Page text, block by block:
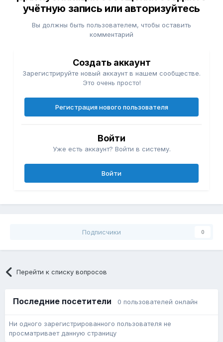
учётную запись или авторизуйтесь
Вы должны быть пользователем, чтобы оставить
комментарий
Создать аккаунт
Зарегистрируйте новый аккаунт в нашем сообществе.
Это очень просто!
Регистрация нового пользователя
Войти
Уже есть аккаунт? Войти в систему.
Войти
Подписчики 0
Перейти к списку вопросов
Последние посетители 0 пользователей онлайн
Ни одного зарегистрированного пользователя не
просматривает данную страницу